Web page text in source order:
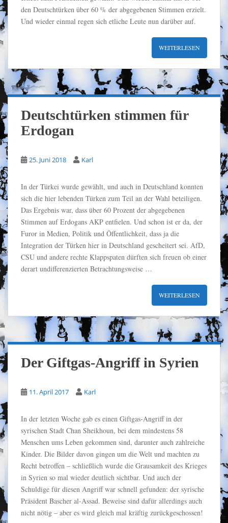
den Deutschtürken über 60 % der abgegebenen Stimmen erzielt.
Und wieder einmal regen sich etliche Leute nun darüber auf.
WEITERLESEN
Deutschtürken stimmen für
Erdogan
25. Juni 2018 Karl
In der Türkei wurde gewählt, und auch in Deutschland konnten
sich die hier lebenden Türken zum Teil an der Wahl beteiligen.
Das Ergebnis war, dass über 60 Prozent der abgegebenen
Stimmen auf Erdogans AKP entfielen. Und schon ist er da, der
Furor in Medien, Politik und Öffentlichkeit, dass ja die
Integration der Türken hier in Deutschland gescheitert sei. AfD,
CSU und andere rechte Klappspaten dürften sich freuen ob einer
derart undifferenzierten Betrachtungsweise …
WEITERLESEN
Der Giftgas-Angriff in Syrien
11. April 2017 Karl
In der letzten Woche gab es einen Giftgas-Angriff in der
syrischen Stadt Chan Sheikhoun, bei dem mindestens 58
Menschen ums Leben gekommen sind, darunter auch zahlreiche
Kinder. Die Bilder davon gingen um die Welt und machten zu
Recht betroffen – schließlich wurde die Grausamkeit des Krieges
in Syrien so mal wieder deutlich sichtbar. Und auch der
Schuldige für diesen Angriff war schnell gefunden: der syrische
Präsident Bascher al-Assad. Beweise sind dafür allerdings auch
nicht nötig – aber es wird gleich mal kräftig zurückgeschossen!